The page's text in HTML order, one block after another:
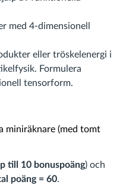
med 4-dimensionell
eller tröskelenergi i
Formulera
tensorform.
miniräknare (med tomt
till 10 bonuspoäng) och
poäng = 60.